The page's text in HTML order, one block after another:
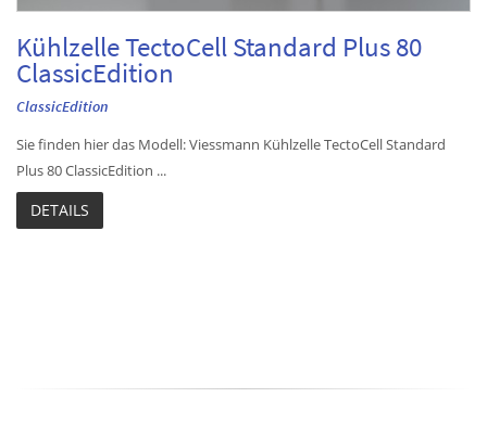
Kühlzelle TectoCell Standard Plus 80
ClassicEdition
ClassicEdition
Sie finden hier das Modell: Viessmann Kühlzelle TectoCell Standard
Plus 80 ClassicEdition ...
DETAILS